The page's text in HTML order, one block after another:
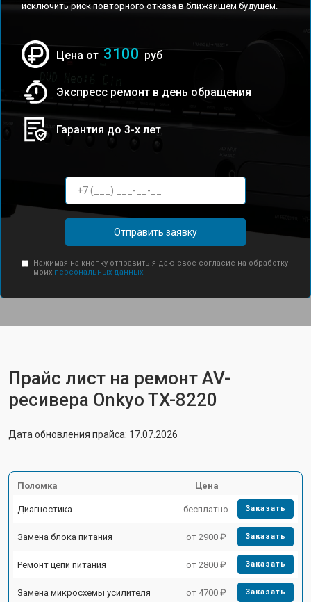
исключить риск повторного отказа в ближайшем будущем.
Цена от 3100 руб
Экспресс ремонт в день обращения
Гарантия до 3-х лет
Отправить заявку
Нажимая на кнопку отправить я даю свое согласие на обработку
моих персональных данных.
Прайс лист на ремонт AV-
ресивера Onkyo TX-8220
Дата обновления прайса: 17.07.2026
Поломка Цена
Диагностика бесплатно Заказать
Замена блока питания от 2900 ₽ Заказать
Ремонт цепи питания от 2800 ₽ Заказать
Замена микросхемы усилителя от 4700 ₽ Заказать